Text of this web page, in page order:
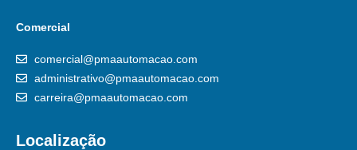
Comercial
comercial@pmaautomacao.com
administrativo@pmaautomacao.com
carreira@pmaautomacao.com
Localização